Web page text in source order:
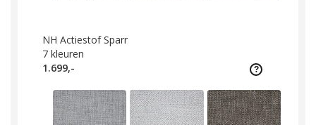
NH Actiestof Sparr
7 kleuren
1.699,-